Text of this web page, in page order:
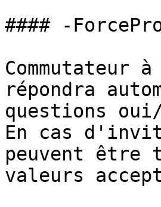
#### -
répondra
questions
En cas
peuvent être
valeurs